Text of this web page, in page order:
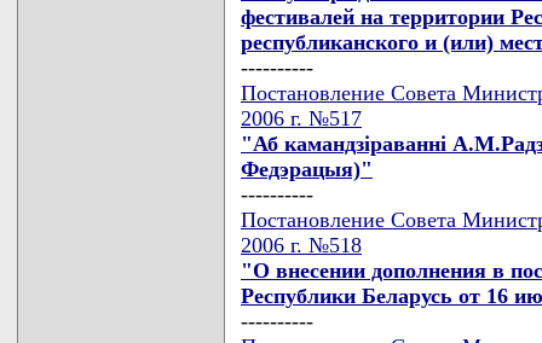
фестивалей на территории
республиканского и (или)
----------
Постановление Совета
2006 г. №517
"Аб камандзiраваннi
Федэрацыя)"
----------
Постановление Совета
2006 г. №518
"О внесении дополнения в
Республики Беларусь от 16
----------